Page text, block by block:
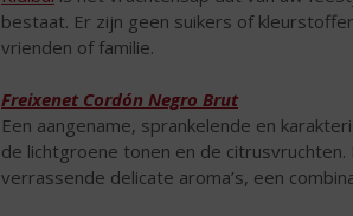
bestaat. Er zijn geen suikers of
vrienden of familie.
Freixenet Cordón Negro Brut
Een aangename, sprankelende en
de lichtgroene tonen en de
verrassende delicate aroma’s, een